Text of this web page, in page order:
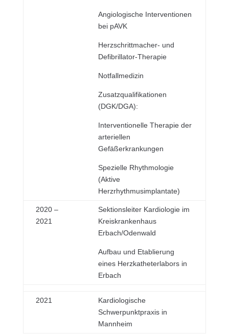
Angiologische Interventionen
bei pAVK
Herzschrittmacher- und
Defibrillator-Therapie
Notfallmedizin
Zusatzqualifikationen
(DGK/DGA):
Interventionelle Therapie der
arteriellen
Gefäßerkrankungen
Spezielle Rhythmologie
(Aktive
Herzrhythmusimplantate)
2020 –
2021
Sektionsleiter Kardiologie im
Kreiskrankenhaus
Erbach/Odenwald
Aufbau und Etablierung
eines Herzkatheterlabors in
Erbach
2021
Kardiologische
Schwerpunktpraxis in
Mannheim